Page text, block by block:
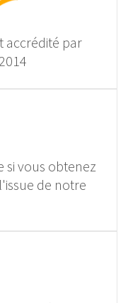
accrédité par
si vous obtenez
de notre